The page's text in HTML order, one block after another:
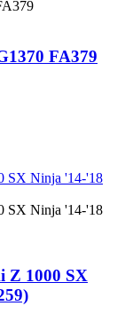
FA379
Z 1000 SX